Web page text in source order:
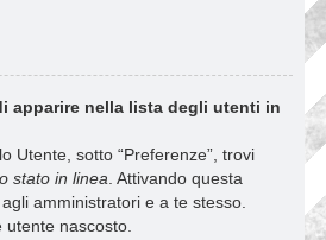
apparire nella lista degli utenti in
Utente, sotto “Preferenze”, trovi
stato in linea . Attivando questa
amministratori e a te stesso.
nascosto.